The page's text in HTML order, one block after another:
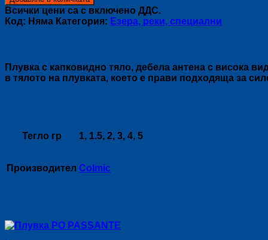
Плувка
COLONIA
Всички цени са с включено ДДС.
Код: Няма Категория: Езера, реки, специални
Плувка с капковидно тяло, дебела антена с висока
в тялото на плувката, което е прави подходяща за
Тегло гр 1, 1.5, 2, 3, 4, 5
Производител Colmic